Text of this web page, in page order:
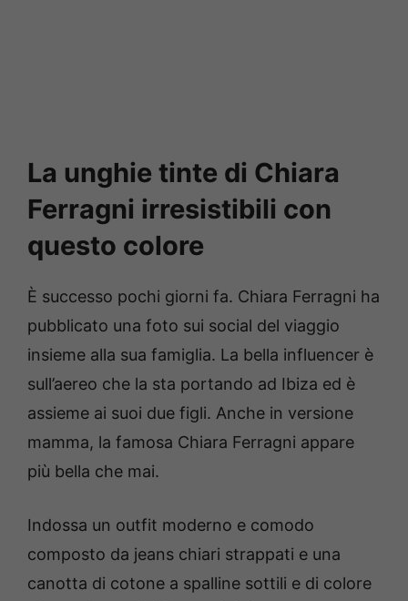
La unghie tinte di Chiara
Ferragni irresistibili con
questo colore
È successo pochi giorni fa. Chiara Ferragni ha
pubblicato una foto sui social del viaggio
insieme alla sua famiglia. La bella influencer è
sull’aereo che la sta portando ad Ibiza ed è
assieme ai suoi due figli. Anche in versione
mamma, la famosa Chiara Ferragni appare
più bella che mai.
Indossa un outfit moderno e comodo
composto da jeans chiari strappati e una
canotta di cotone a spalline sottili e di colore